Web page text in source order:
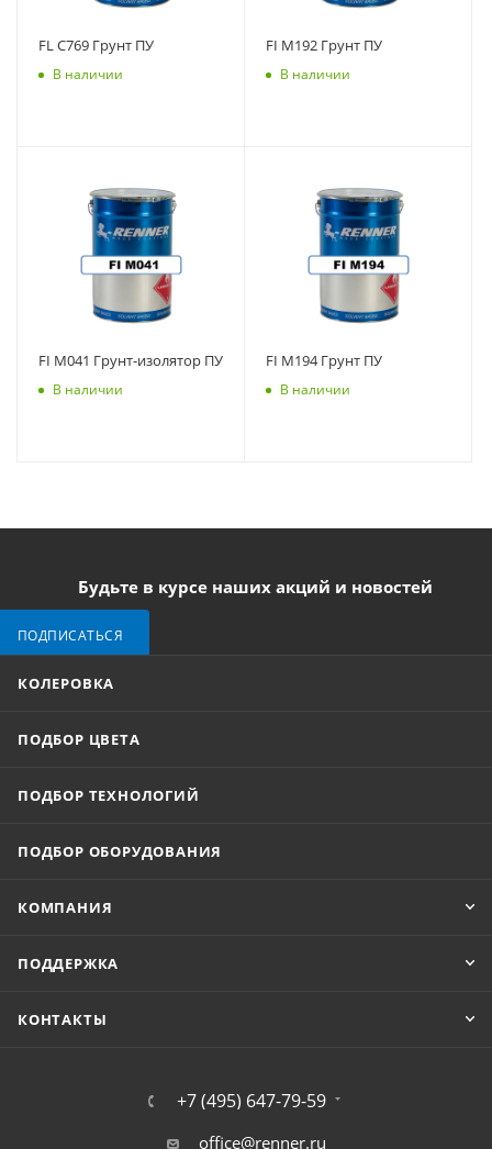
FL C769 Грунт ПУ
В наличии
FI M192 Грунт ПУ
В наличии
FI M041 Грунт-изолятор ПУ
В наличии
FI M194 Грунт ПУ
В наличии
Будьте в курсе наших акций и новостей
ПОДПИСАТЬСЯ
КОЛЕРОВКА
ПОДБОР ЦВЕТА
ПОДБОР ТЕХНОЛОГИЙ
ПОДБОР ОБОРУДОВАНИЯ
КОМПАНИЯ
ПОДДЕРЖКА
КОНТАКТЫ
+7 (495) 647-79-59
office@renner.ru